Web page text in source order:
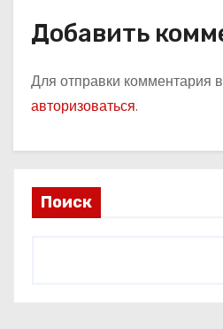
Добавить
Для отправки комментария
авторизоваться.
Поиск